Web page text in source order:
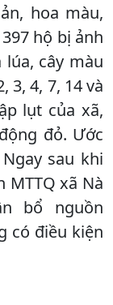
hoa màu,
hộ bị ảnh
cây màu
3, 4, 7, 14 và
lụt của xã,
đỏ. Ước
sau khi
MTTQ xã Nà
bổ nguồn
có điều kiện